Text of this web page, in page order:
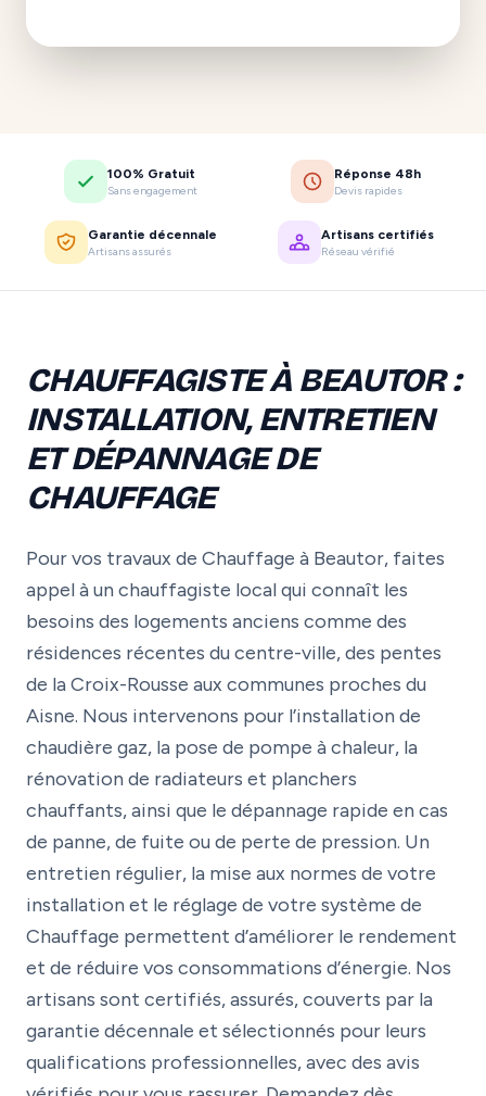
100% Gratuit
Sans engagement
Réponse 48h
Devis rapides
Garantie décennale
Artisans assurés
Artisans certifiés
Réseau vérifié
CHAUFFAGISTE À BEAUTOR :
INSTALLATION, ENTRETIEN
ET DÉPANNAGE DE
CHAUFFAGE
Pour vos travaux de Chauffage à Beautor, faites
appel à un chauffagiste local qui connaît les
besoins des logements anciens comme des
résidences récentes du centre-ville, des pentes
de la Croix-Rousse aux communes proches du
Aisne. Nous intervenons pour l’installation de
chaudière gaz, la pose de pompe à chaleur, la
rénovation de radiateurs et planchers
chauffants, ainsi que le dépannage rapide en cas
de panne, de fuite ou de perte de pression. Un
entretien régulier, la mise aux normes de votre
installation et le réglage de votre système de
Chauffage permettent d’améliorer le rendement
et de réduire vos consommations d’énergie. Nos
artisans sont certifiés, assurés, couverts par la
garantie décennale et sélectionnés pour leurs
qualifications professionnelles, avec des avis